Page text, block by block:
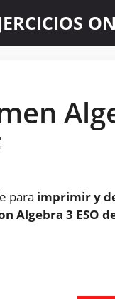
para imprimir y
Algebra 3 ESO